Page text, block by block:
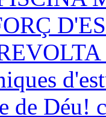
de Déu!